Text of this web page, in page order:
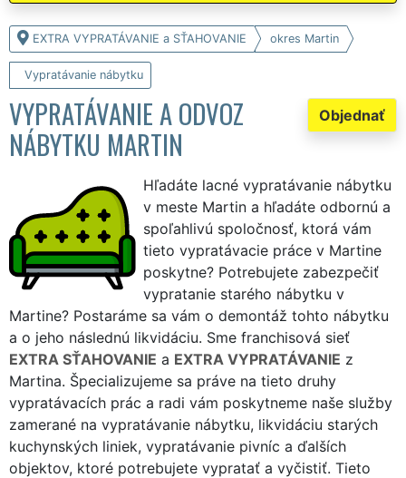
EXTRA VYPRATÁVANIE a SŤAHOVANIE okres Martin
Vypratávanie nábytku
Objednať
VYPRATÁVANIE A ODVOZ
NÁBYTKU MARTIN
Hľadáte lacné vypratávanie nábytku
v meste Martin a hľadáte odbornú a
spoľahlivú spoločnosť, ktorá vám
tieto vypratávacie práce v Martine
poskytne? Potrebujete zabezpečiť
vypratanie starého nábytku v
Martine? Postaráme sa vám o demontáž tohto nábytku
a o jeho následnú likvidáciu. Sme franchisová sieť
EXTRA SŤAHOVANIE a EXTRA VYPRATÁVANIE z
Martina. Špecializujeme sa práve na tieto druhy
vypratávacích prác a radi vám poskytneme naše služby
zamerané na vypratávanie nábytku, likvidáciu starých
kuchynských liniek, vypratávanie pivníc a ďalších
objektov, ktoré potrebujete vypratať a vyčistiť. Tieto